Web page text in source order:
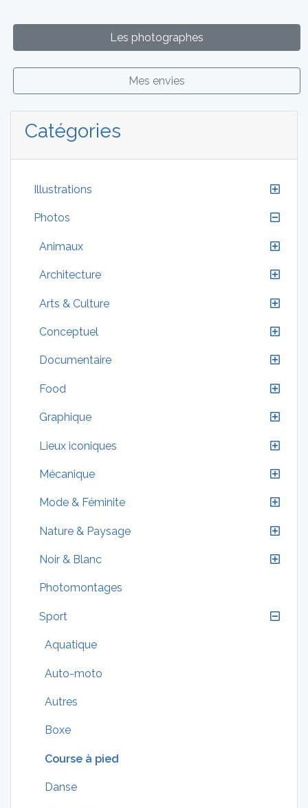
Les photographes
Mes envies
Catégories
Illustrations
Photos
Animaux
Architecture
Arts & Culture
Conceptuel
Documentaire
Food
Graphique
Lieux iconiques
Mécanique
Mode & Féminite
Nature & Paysage
Noir & Blanc
Photomontages
Sport
Aquatique
Auto-moto
Autres
Boxe
Course à pied
Danse